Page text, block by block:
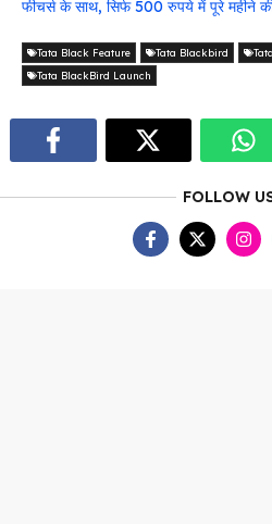
फीचर्स के साथ, सिर्फ 500 रुपये में पूरे महीने
Tata Black Feature Tata Blackbird
Tata BlackBird Launch
FOLLOW